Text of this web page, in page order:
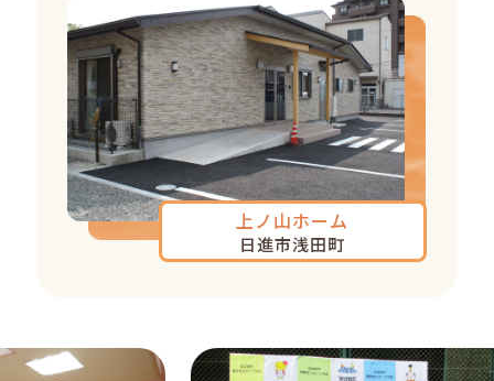
上ノ山ホーム
日進市浅田町